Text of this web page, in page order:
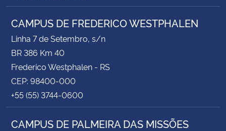
Advocacia-Geral da União
CAMPUS DE FREDERICO WESTPHALEN
Linha 7 de Setembro, s/n
BR 386 Km 40
Frederico Westphalen - RS
CEP: 98400-000
+55 (55) 3744-0600
CAMPUS DE PALMEIRA DAS MISSÕES